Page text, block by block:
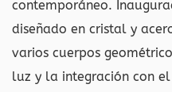
contemporáneo.
diseñado en cristal y
varios cuerpos
luz y la integración con